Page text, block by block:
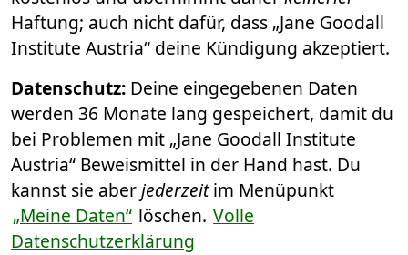
Haftung; auch nicht dafür, dass „Jane Goodall
Institute Austria“ deine Kündigung akzeptiert.
Datenschutz: Deine eingegebenen Daten
werden 36 Monate lang gespeichert, damit du
bei Problemen mit „Jane Goodall Institute
Austria“ Beweismittel in der Hand hast. Du
kannst sie aberjederzeitim Menüpunkt
„Meine Daten“ löschen. Volle
Datenschutzerklärung